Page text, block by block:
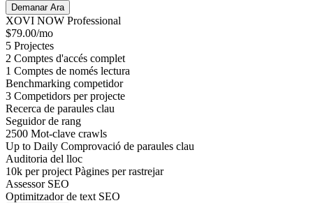
Demanar Ara
XOVI NOW Professional
$79.00/mo
5 Projectes
2 Comptes d'accés complet
1 Comptes de només lectura
Benchmarking competidor
3 Competidors per projecte
Recerca de paraules clau
Seguidor de rang
2500 Mot-clave crawls
Up to Daily Comprovació de paraules clau
Auditoria del lloc
10k per project Pàgines per rastrejar
Assessor SEO
Optimitzador de text SEO